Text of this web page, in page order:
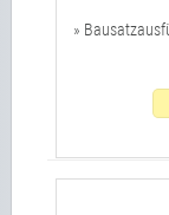
»